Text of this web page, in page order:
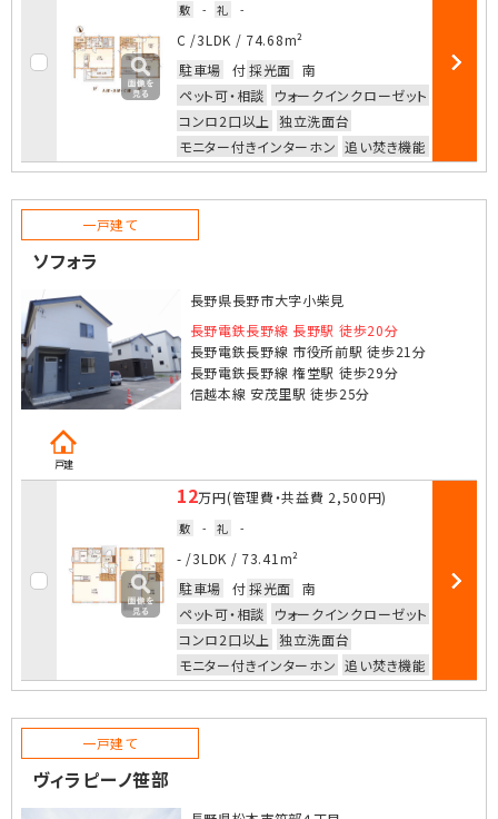
敷 - 礼 -
C /3LDK/ 74.68m²
駐車場
付採光面
南
ペット可・相談
ウォークインクローゼット
コンロ2口以上 独立洗面台
モニター付きインターホン 追い焚き機能
部屋詳細
一戸建て
ソフォラ
長野県長野市大字小柴見
長野電鉄長野線 長野駅 徒歩20分
長野電鉄長野線 市役所前駅 徒歩21分
長野電鉄長野線 権堂駅 徒歩29分
信越本線 安茂里駅 徒歩25分
戸建
12万円(管理費・共益費 2,500円)
敷 - 礼 -
- /3LDK / 73.41m²
駐車場
付採光面
南
ペット可・相談
ウォークインクローゼット
コンロ2口以上 独立洗面台
モニター付きインターホン 追い焚き機能
部屋詳細
一戸建て
ヴィラピーノ笹部